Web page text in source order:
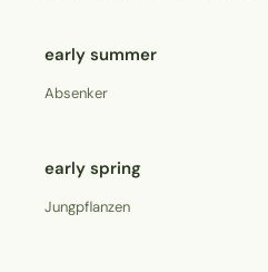
early summer
Absenker
early spring
Jungpflanzen